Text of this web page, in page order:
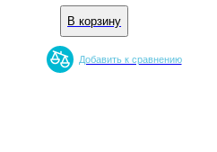
В корзину
Добавить к сравнению